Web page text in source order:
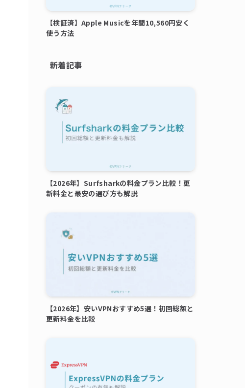
【検証済】Apple Musicを年間10,560円安く
使う方法
新着記事
【2026年】Surfsharkの料金プラン比較！更
新料金と最安の選び方も解説
【2026年】安いVPNおすすめ5選！初回総額と
更新料金を比較